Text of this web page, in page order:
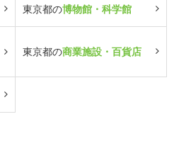
東京都の博物館・科学館
東京都の商業施設・百貨店